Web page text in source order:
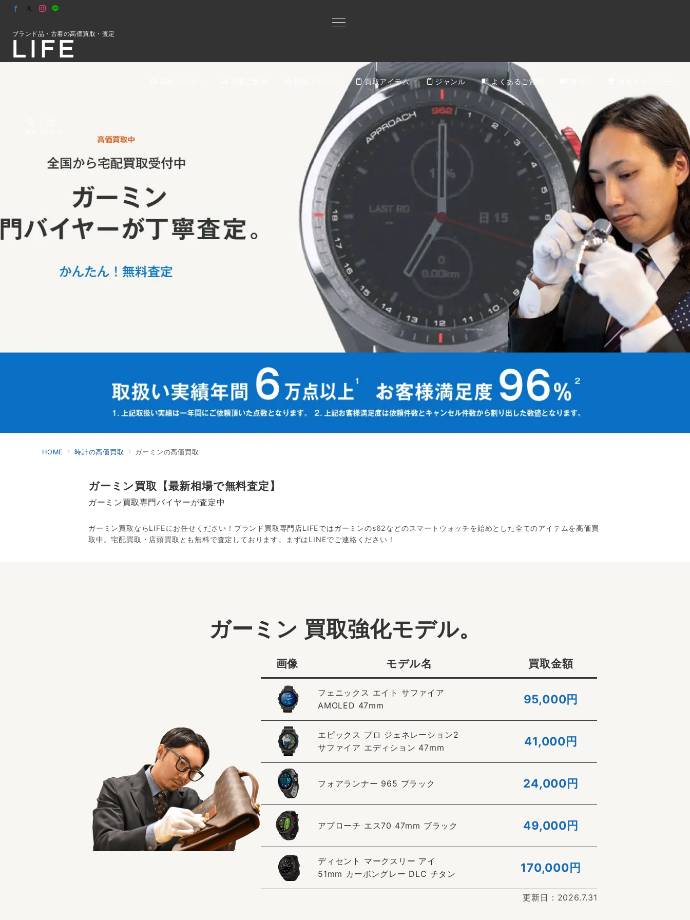
ブランド品・古着の高価買取・査定
買取アイテム ジャンル よくあるご質問
HOME 時計の高価買取 ガーミンの高価買取
ガーミン買取【最新相場で無料査定】
ガーミン買取専門バイヤーが査定中
ガーミン買取ならLIFEにお任せください！ブランド買取専門店LIFEではガーミンのs62などのスマートウォッチを始めとした全てのアイテムを高価買
取中。宅配買取・店頭買取とも無料で査定しております。まずはLINEでご連絡ください！
ガーミン 買取強化モデル。
画像 モデル名 買取金額
フェニックス エイト サファイア
AMOLED 47mm
95,000円
エピックス プロ ジェネレーション2
サファイア エディション 47mm
41,000円
フォアランナー 965 ブラック 24,000円
アプローチ エス70 47mm ブラック 49,000円
ディセント マークスリー アイ
51mm カーボングレー DLC チタン
170,000円
更新日：2026.7.31